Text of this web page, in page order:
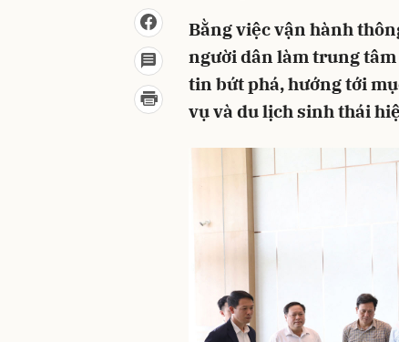
Bằng việc vận hành
người dân làm trung
tin bứt phá, hướng tới
vụ và du lịch sinh thái